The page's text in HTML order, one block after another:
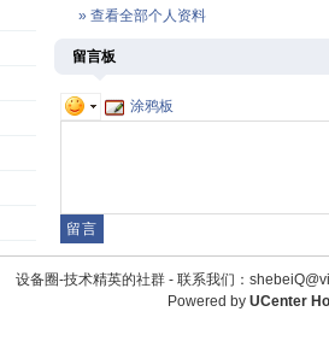
» 查看全部个人资料
留言板
涂鸦板
设备圈-技术精英的社群 - 联系我们：
Powered by UCenter